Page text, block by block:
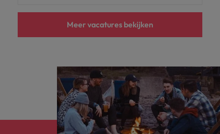
Meer vacatures bekijken